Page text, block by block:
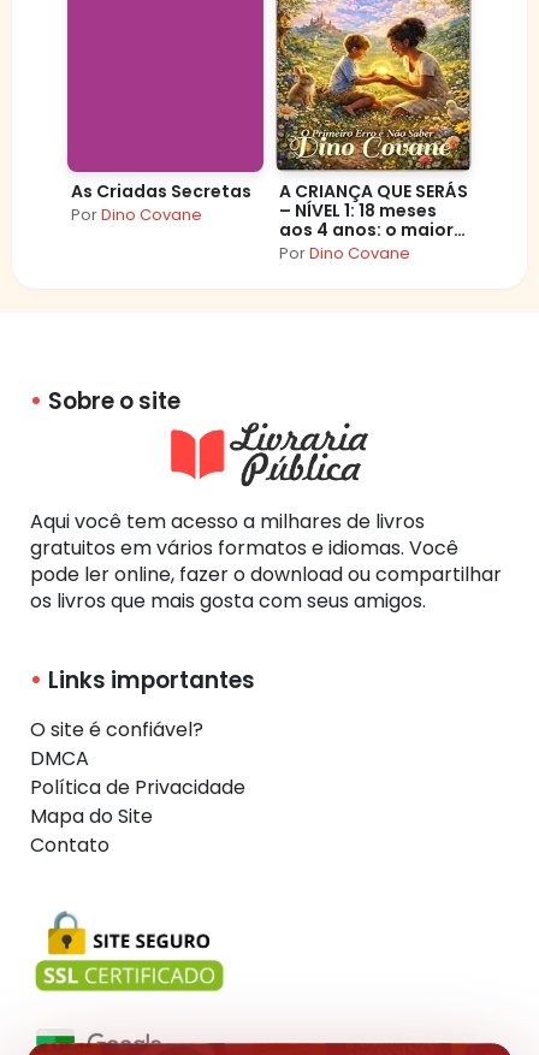
As Criadas Secretas
PorDino Covane
A CRIANÇA QUE SERÁS
– NÍVEL 1: 18 meses
aos 4 anos: o maior
salto do
os erros mais caros
PorDino Covane
Sobre o site
Aqui você tem acesso a milhares de livros
gratuitos em vários formatos e idiomas. Você
pode ler online, fazer o download ou compartilhar
os livros que mais gosta com seus amigos.
Links importantes
O site é confiável?
DMCA
Política de Privacidade
Mapa do Site
Contato